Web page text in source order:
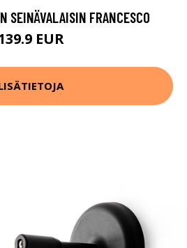
SEINÄVALAISIN FRANCESCO
EUR